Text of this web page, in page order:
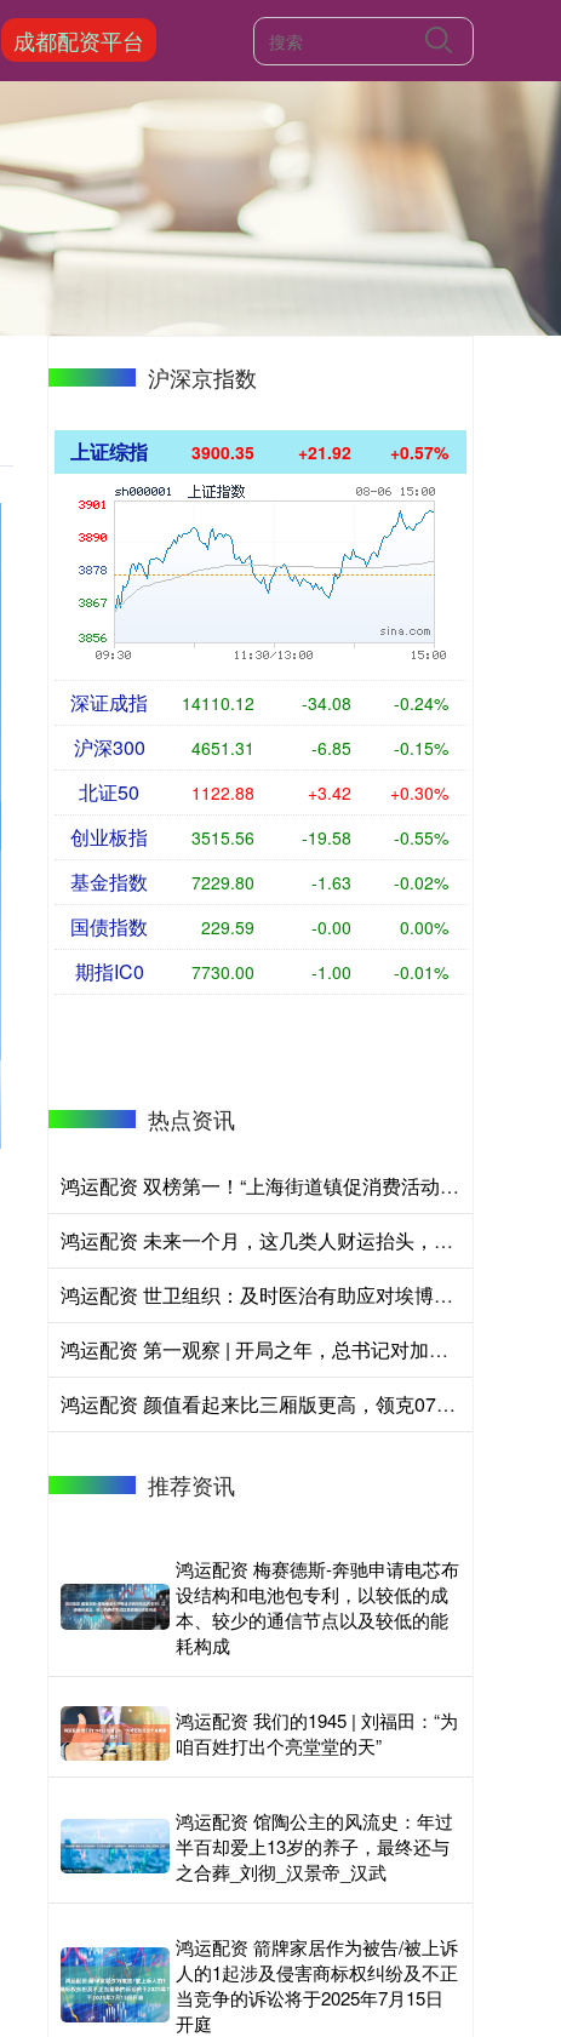
成都配资平台
沪深京指数
上证综指 3900.35 +21.92 +0.57%
深证成指 14110.12 -34.08 -0.24%
沪深300 4651.31 -6.85 -0.15%
北证50 1122.88 +3.42 +0.30%
创业板指 3515.56 -19.58 -0.55%
基金指数 7229.80 -1.63 -0.02%
国债指数 229.59 -0.00 0.00%
期指IC0 7730.00 -1.00 -0.01%
热点资讯
鸿运配资 双榜第一！“上海街道镇促消费活动指数”发布，静安这个街道如何脱颖而出？
鸿运配资 未来一个月，这几类人财运抬头，抓住机遇就能顺势翻盘
鸿运配资 世卫组织：及时医治有助应对埃博拉疫情
鸿运配资 第一观察 | 开局之年，总书记对加强基础研究作出战略部署
鸿运配资 颜值看起来比三厢版更高，领克07GT官方谍照发布
推荐资讯
鸿运配资 梅赛德斯-奔驰申请电芯布
设结构和电池包专利，以较低的成
本、较少的通信节点以及较低的能
耗构成
鸿运配资 我们的1945 | 刘福田：“为
咱百姓打出个亮堂堂的天”
鸿运配资 馆陶公主的风流史：年过
半百却爱上13岁的养子，最终还与
之合葬_刘彻_汉景帝_汉武
鸿运配资 箭牌家居作为被告/被上诉
人的1起涉及侵害商标权纠纷及不正
当竞争的诉讼将于2025年7月15日
开庭